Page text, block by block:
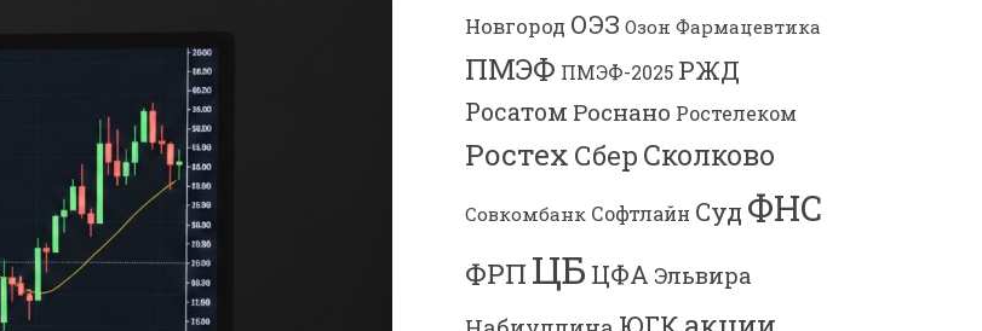
Новгород ОЭЗ Озон Фармацевтика
ПМЭФ ПМЭФ-2025 РЖД
Росатом Роснано Ростелеком
Ростех Сбер Сколково
Совкомбанк Софтлайн Суд ФНС
ФРП ЦБ ЦФА Эльвира